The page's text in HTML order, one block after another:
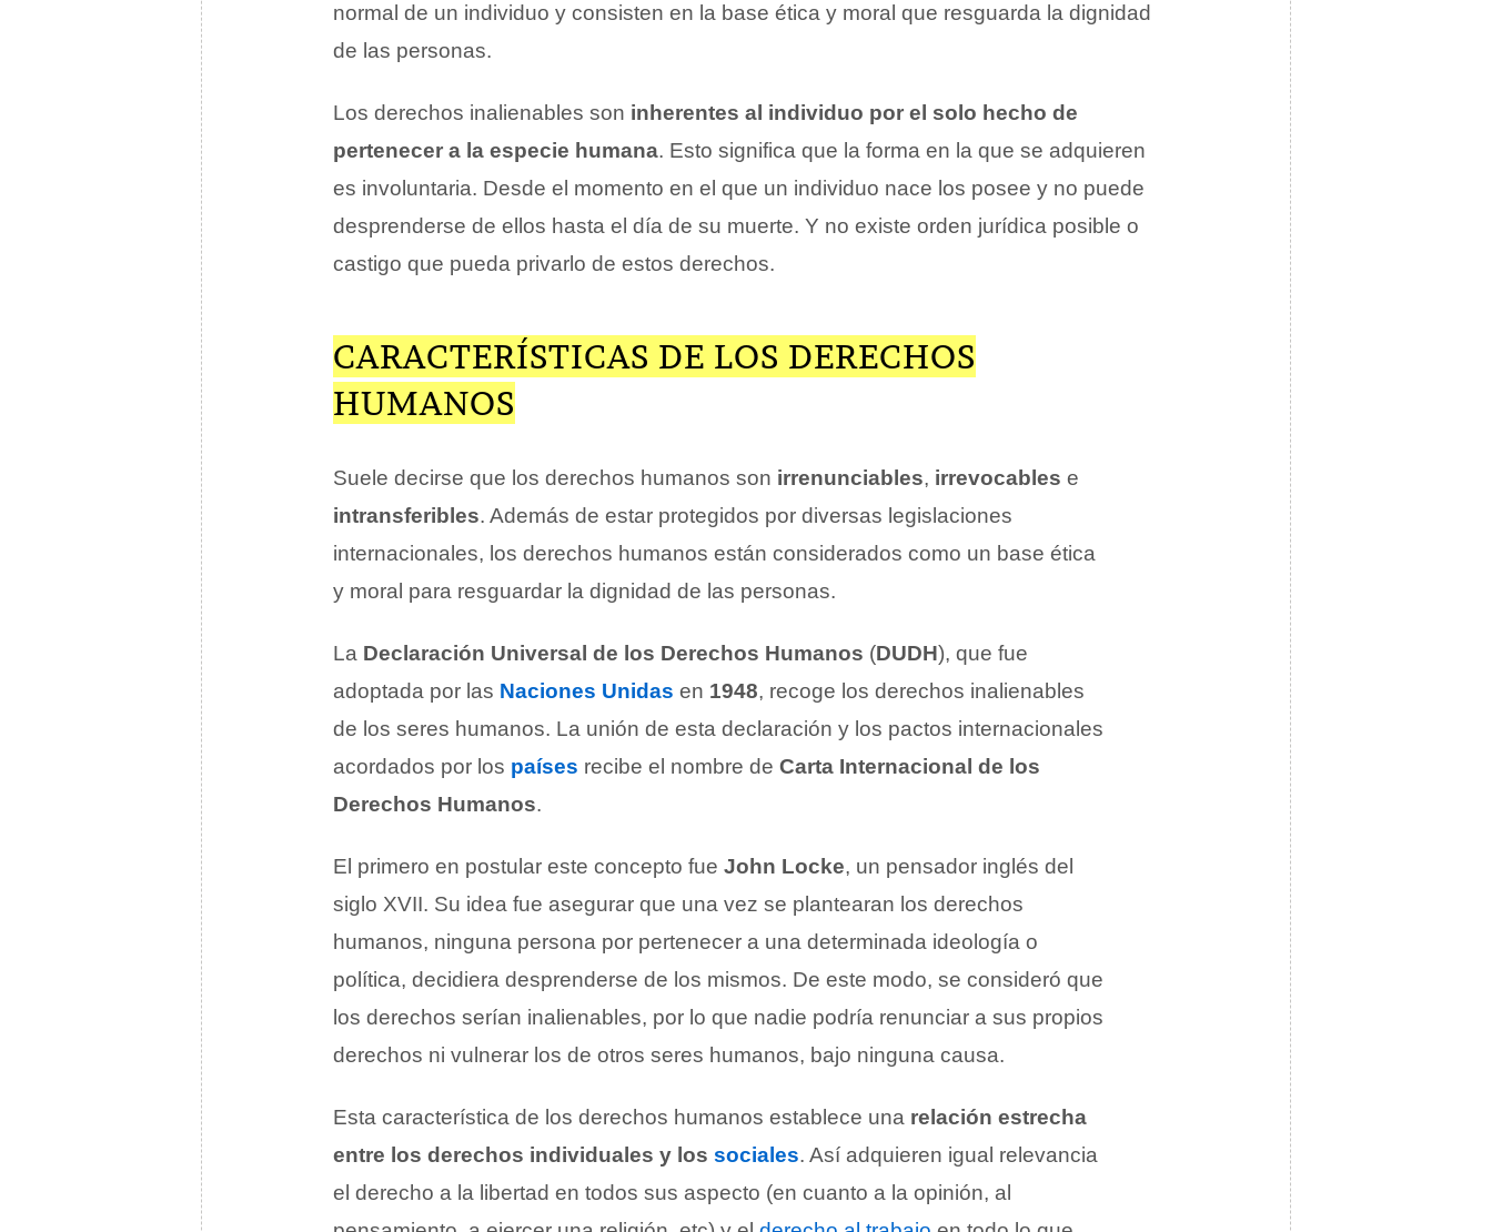
normal de un individuo y consisten en la base ética y moral que resguarda la dignidad
de las personas.
Los derechos inalienables son inherentes al individuo por el solo hecho de
pertenecer a la especie humana. Esto significa que la forma en la que se adquieren
es involuntaria. Desde el momento en el que un individuo nace los posee y no puede
desprenderse de ellos hasta el día de su muerte. Y no existe orden jurídica posible o
castigo que pueda privarlo de estos derechos.
CARACTERÍSTICAS DE LOS DERECHOS
HUMANOS
Suele decirse que los derechos humanos son irrenunciables, irrevocables e
intransferibles. Además de estar protegidos por diversas legislaciones
internacionales, los derechos humanos están considerados como un base ética
y moral para resguardar la dignidad de las personas.
La Declaración Universal de los Derechos Humanos (DUDH), que fue
adoptada por las Naciones Unidas en 1948, recoge los derechos inalienables
de los seres humanos. La unión de esta declaración y los pactos internacionales
acordados por los países recibe el nombre de Carta Internacional de los
Derechos Humanos.
El primero en postular este concepto fue John Locke, un pensador inglés del
siglo XVII. Su idea fue asegurar que una vez se plantearan los derechos
humanos, ninguna persona por pertenecer a una determinada ideología o
política, decidiera desprenderse de los mismos. De este modo, se consideró que
los derechos serían inalienables, por lo que nadie podría renunciar a sus propios
derechos ni vulnerar los de otros seres humanos, bajo ninguna causa.
Esta característica de los derechos humanos establece una relación estrecha
entre los derechos individuales y los sociales. Así adquieren igual relevancia
el derecho a la libertad en todos sus aspecto (en cuanto a la opinión, al